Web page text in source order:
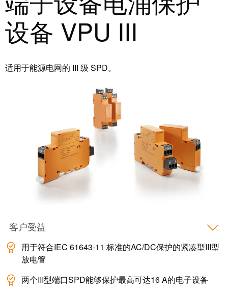
设备 VPU III
适用于能源电网的 III 级 SPD。
客户受益
用于符合IEC 61643-11 标准的AC/DC保护的紧凑型III型
放电管
两个III型端口SPD能够保护最高可达16 A的电子设备